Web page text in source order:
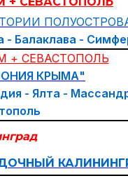
- Балаклава -
+ СЕВАСТОПОЛЬ
КРЫМА"
- Ялта -